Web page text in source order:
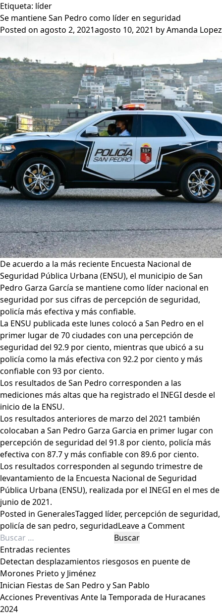
Etiqueta: líder
Se mantiene San Pedro como líder en seguridad
Posted on agosto 2, 2021agosto 10, 2021 byAmanda Lopez
De acuerdo a la más reciente Encuesta Nacional de
Seguridad Pública Urbana (ENSU), el municipio de San
Pedro Garza García se mantiene como líder nacional en
seguridad por sus cifras de percepción de seguridad,
policía más efectiva y más confiable.
La ENSU publicada este lunes colocó a San Pedro en el
primer lugar de 70 ciudades con una percepción de
seguridad del 92.9 por ciento, mientras que ubicó a su
policía como la más efectiva con 92.2 por ciento y más
confiable con 93 por ciento.
Los resultados de San Pedro corresponden a las
mediciones más altas que ha registrado el INEGI desde el
inicio de la ENSU.
Los resultados anteriores de marzo del 2021 también
colocaban a San Pedro Garza Garcia en primer lugar con
percepción de seguridad del 91.8 por ciento, policía más
efectiva con 87.7 y más confiable con 89.6 por ciento.
Los resultados corresponden al segundo trimestre de
levantamiento de la Encuesta Nacional de Seguridad
Pública Urbana (ENSU), realizada por el INEGI en el mes de
junio de 2021.
Posted in GeneralesTagged líder, percepción de seguridad,
policía de san pedro, seguridadLeave a Commenton
San
líder
Buscar:
Entradas recientes
Detectan desplazamientos riesgosos en puente de
Morones Prieto y Jiménez
Inician Fiestas de San Pedro y San Pablo
Acciones Preventivas Ante la Temporada de Huracanes
2024